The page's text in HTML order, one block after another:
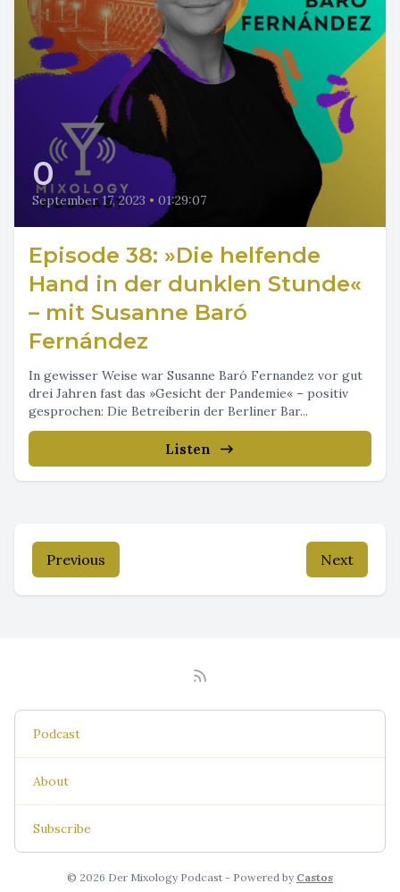
0
September 17, 2023 • 01:29:07
Episode 38: »Die helfende
Hand in der dunklen Stunde«
– mit Susanne Baró
Fernández
In gewisser Weise war Susanne Baró Fernandez vor gut
drei Jahren fast das »Gesicht der Pandemie« – positiv
gesprochen: Die Betreiberin der Berliner Bar...
Listen
Previous Next
Podcast
About
Subscribe
© 2026 Der Mixology Podcast - Powered by Castos